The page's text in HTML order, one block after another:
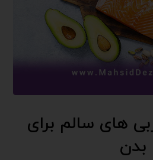
های سالم برای
بدن